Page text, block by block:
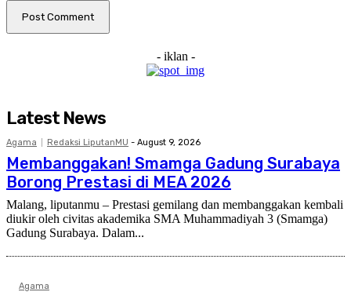
- iklan -
Latest News
Agama Redaksi LiputanMU - August 9, 2026
Membanggakan! Smamga Gadung Surabaya
Borong Prestasi di MEA 2026
Malang, liputanmu – Prestasi gemilang dan membanggakan kembali
diukir oleh civitas akademika SMA Muhammadiyah 3 (Smamga)
Gadung Surabaya. Dalam...
Agama